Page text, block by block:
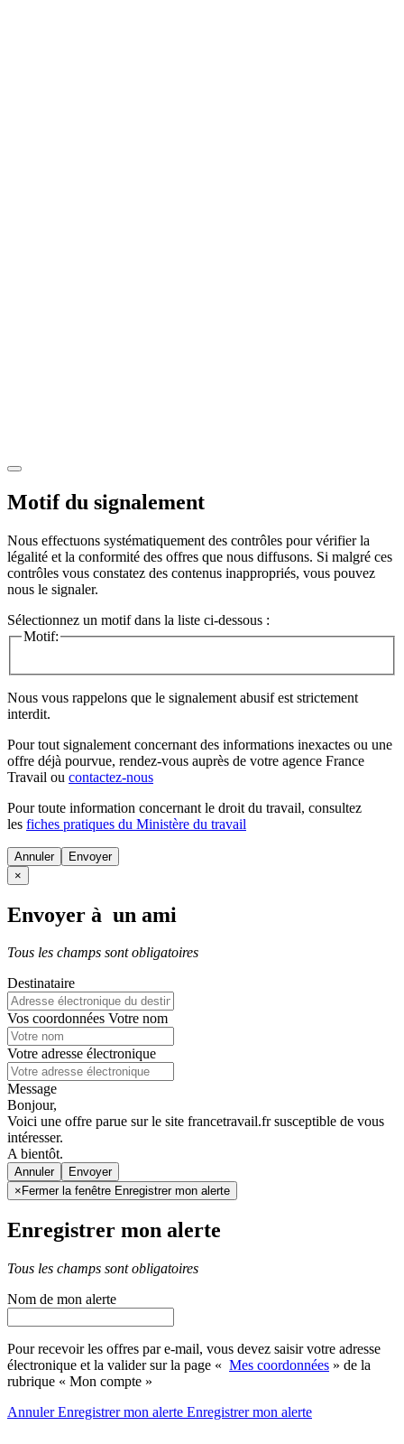
Motif du signalement
Nous effectuons systématiquement des contrôles pour vérifier la
légalité et la conformité des offres que nous diffusons. Si malgré ces
contrôles vous constatez des contenus inappropriés, vous pouvez
nous le signaler.
Sélectionnez un motif dans la liste ci-dessous :
Motif:
Nous vous rappelons que le signalement abusif est strictement
interdit.
Pour tout signalement concernant des informations inexactes ou une
offre déjà pourvue, rendez-vous auprès de votre agence France
Travail ou contactez-nous
Pour toute information concernant le droit du travail, consultez
les fiches pratiques du Ministère du travail
Annuler
×
Envoyer à un ami
Tous les champs sont obligatoires
Destinataire
Vos coordonnées Votre nom
Votre adresse électronique
Message
Bonjour,
Voici une offre parue sur le site francetravail.fr susceptible de vous
intéresser.
A bientôt.
Annuler
× Fermer la fenêtre Enregistrer mon alerte
Enregistrer mon alerte
Tous les champs sont obligatoires
Nom de mon alerte
Pour recevoir les offres par e-mail, vous devez saisir votre adresse
électronique et la valider sur la page « Mes coordonnées » de la
rubrique « Mon compte »
AnnulerEnregistrer mon alerte Enregistrermon alerte